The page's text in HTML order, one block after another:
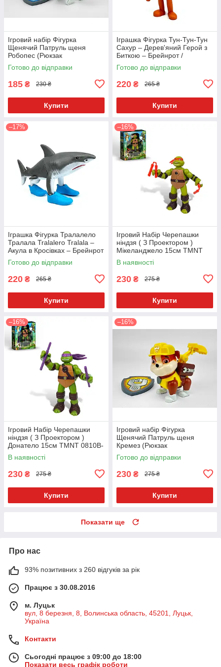
Ігровий набір Фігурка
Щенячий Патруль щеня
Робопес (Рюкзак
Відкривається) зі значком
Укр. 9958-8
Готово до відправки
185 ₴ 230 ₴
Купити
Іграшка Фігурка Тун-Тун-Тун
Сахур – Дерев'яний Герой з
Биткою – Брейнрот /
Італійські Меми – 11 см
Готово до відправки
220 ₴ 265 ₴
Купити
–17%
Іграшка Фігурка Тралалело
Тралала Tralalero Tralala –
Акула в Кросівках – Брейнрот
/ Італійські Меми – 11 см
Готово до відправки
220 ₴ 265 ₴
Купити
–16%
Ігровий Набір Черепашки
ніндзя ( З Проектором )
Мікеланджело 15см TMNT
0810B-3
В наявності
230 ₴ 275 ₴
Купити
–16%
Ігровий Набір Черепашки
ніндзя ( З Проектором )
Донатело 15см TMNT 0810B-
5
В наявності
230 ₴ 275 ₴
Купити
–16%
Ігровий набір Фігурка
Щенячий Патруль щеня
Кремез (Рюкзак
Відкривається) зі значком
Укр. 9958-7
Готово до відправки
230 ₴ 275 ₴
Купити
Показати ще
Про нас
93% позитивних з 260 відгуків за рік
Працює з 30.08.2016
м. Луцьк
вул, 8 березня, 8, Волинська область, 45201, Луцьк,
Україна
Контакти
Сьогодні працює з 09:00 до 18:00
Показати весь графік роботи